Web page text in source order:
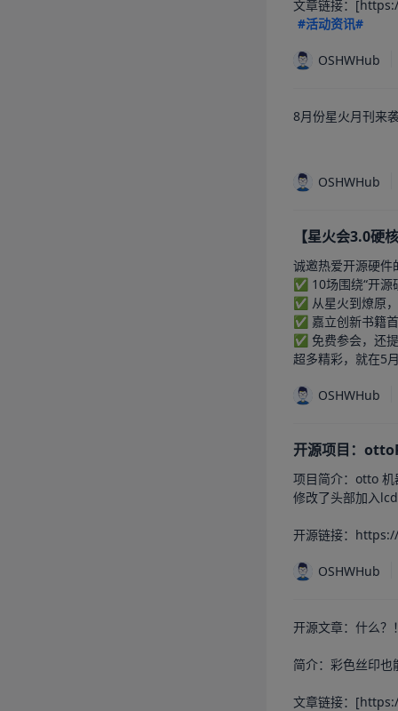
文章链接：
#活动资讯#
OSHWHub
8月份星火月刊来
OSHWHub
【星火会3.0硬
诚邀热爱开源硬
✅ 10场围绕“开源
✅ 从星火到燎原
✅ 嘉立创新书籍
✅ 免费参会，还
超多精彩，就在5
OSHWHub
开源项目：
项目简介：otto 机
修改了头部加入
开源链接：
OSHWHub
开源文章：什么？
简介：彩色丝印也
文章链接：